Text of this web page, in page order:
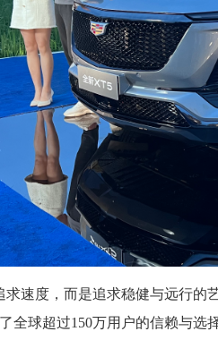
求速度，而是追求稳健与远行的
全球超过150万用户的信赖与